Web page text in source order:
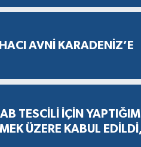
AVNİ KARADENİZ’E
TESCİLİ İÇİN
ÜZERE KABUL